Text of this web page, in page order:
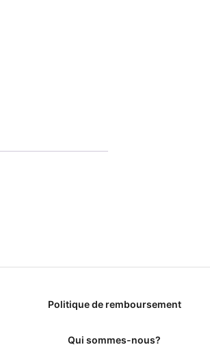
Politique de remboursement
Qui sommes-nous?